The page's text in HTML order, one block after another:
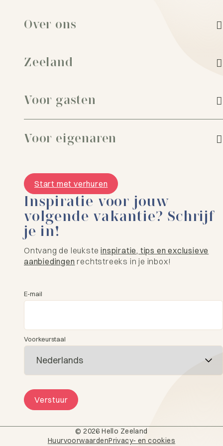
Zeeland Strand vakantie
Over ons
Zeeland
Voor gasten
Voor eigenaren
Start met verhuren
Inspiratie voor jouw
volgende vakantie? Schrijf
je in!
Ontvang de leuksteinspiratie, tips en exclusieve
aanbiedingen rechtstreeks in je inbox!
E-mail
Voorkeurstaal
Verstuur
© 2026 Hello Zeeland
HuurvoorwaardenPrivacy- en cookies